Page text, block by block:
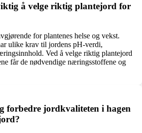
å velge riktig plantejord for
for plantenes helse og vekst.
ulike krav til jordens pH-verdi,
Ved å velge riktig plantejord
får de nødvendige næringsstoffene og
forbedre jordkvaliteten i hagen